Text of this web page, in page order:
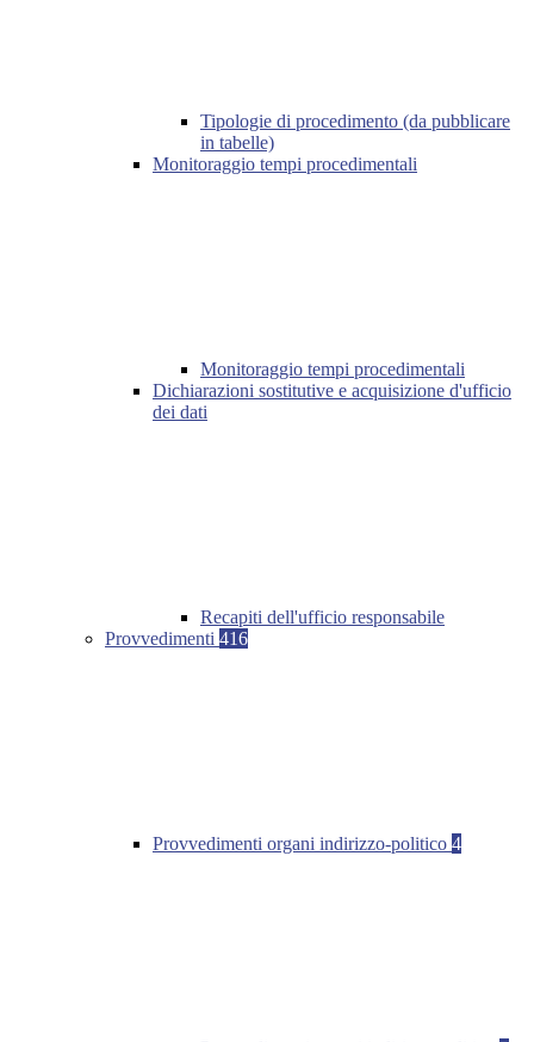
Tipologie di procedimento (da pubblicare
in tabelle)
Monitoraggio tempi procedimentali
Monitoraggio tempi procedimentali
Dichiarazioni sostitutive e acquisizione d'ufficio
dei dati
Recapiti dell'ufficio responsabile
Provvedimenti 416
Provvedimenti organi indirizzo-politico 4